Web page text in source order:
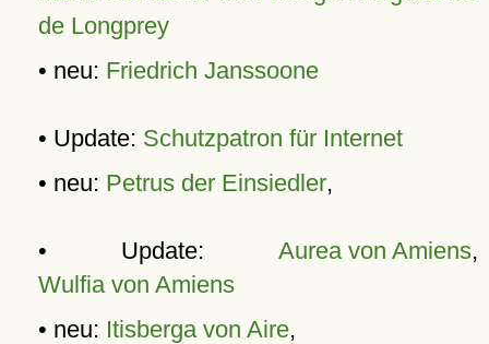
de Longprey
• neu: Friedrich Janssoone
• Update: Schutzpatron für Internet
• neu: Petrus der Einsiedler,
• Update: Aurea von Amiens,
Wulfia von Amiens
• neu: Itisberga von Aire,